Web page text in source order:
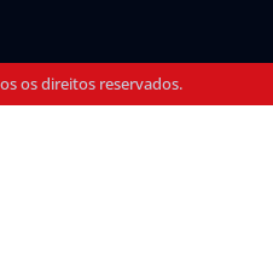
os direitos reservados.